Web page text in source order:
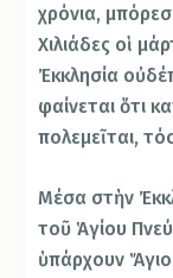
χρόνια,
Χιλιάδες οἱ
Ἐκκλησία
φαίνεται ὅτι
πολεμεῖται,
Μέσα στὴν
τοῦ Ἁγίου
ὑπάρχουν